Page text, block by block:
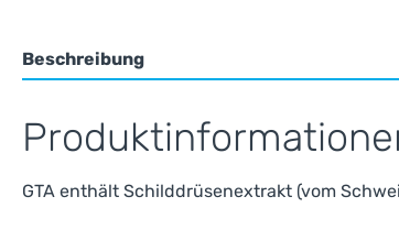
Beschreibung
GTA enthält Schilddrüsenextrakt (vom